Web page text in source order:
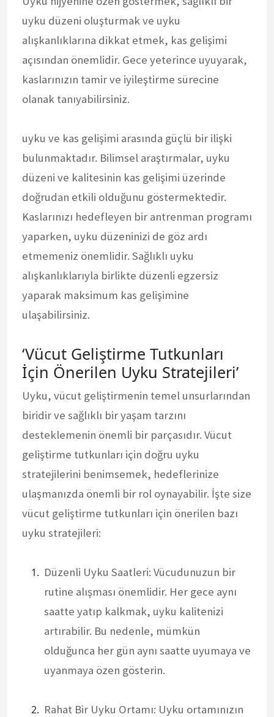
uyku düzeni oluşturmak ve uyku
alışkanlıklarına dikkat etmek, kas gelişimi
açısından önemlidir. Gece yeterince uyuyarak,
kaslarınızın tamir ve iyileştirme sürecine
olanak tanıyabilirsiniz.
uyku ve kas gelişimi arasında güçlü bir ilişki
bulunmaktadır. Bilimsel araştırmalar, uyku
düzeni ve kalitesinin kas gelişimi üzerinde
doğrudan etkili olduğunu göstermektedir.
Kaslarınızı hedefleyen bir antrenman programı
yaparken, uyku düzeninizi de göz ardı
etmemeniz önemlidir. Sağlıklı uyku
alışkanlıklarıyla birlikte düzenli egzersiz
yaparak maksimum kas gelişimine
ulaşabilirsiniz.
‘Vücut Geliştirme Tutkunları
İçin Önerilen Uyku Stratejileri’
Uyku, vücut geliştirmenin temel unsurlarından
biridir ve sağlıklı bir yaşam tarzını
desteklemenin önemli bir parçasıdır. Vücut
geliştirme tutkunları için doğru uyku
stratejilerini benimsemek, hedeflerinize
ulaşmanızda önemli bir rol oynayabilir. İşte size
vücut geliştirme tutkunları için önerilen bazı
uyku stratejileri:
Düzenli Uyku Saatleri: Vücudunuzun bir
rutine alışması önemlidir. Her gece aynı
saatte yatıp kalkmak, uyku kalitenizi
artırabilir. Bu nedenle, mümkün
olduğunca her gün aynı saatte uyumaya ve
uyanmaya özen gösterin.
Rahat Bir Uyku Ortamı: Uyku ortamınızın